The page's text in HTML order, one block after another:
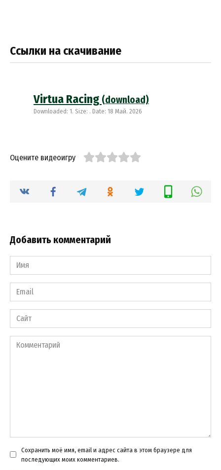
Ссылки на скачивание
Virtua Racing (download)
Downloaded: 1. Size: . Date: 18 Май. 2026
Оцените видеоигру
Добавить комментарий
Имя
*
Email
*
Сайт
Комментарий
Сохранить моё имя, email и адрес сайта в этом браузере для
последующих моих комментариев.